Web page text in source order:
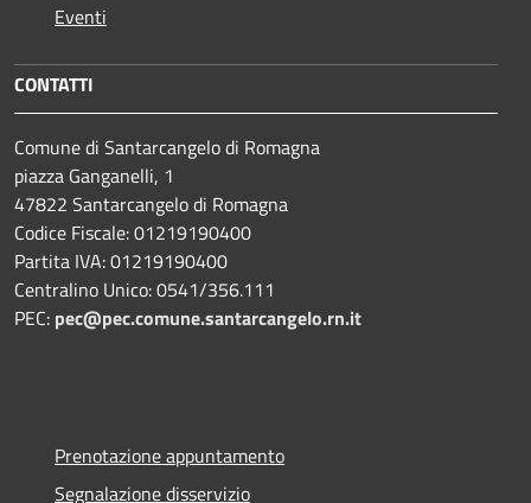
Eventi
CONTATTI
Comune di Santarcangelo di Romagna
piazza Ganganelli, 1
47822 Santarcangelo di Romagna
Codice Fiscale: 01219190400
Partita IVA: 01219190400
Centralino Unico: 0541/356.111
PEC: pec@pec.comune.santarcangelo.rn.it
Prenotazione appuntamento
Segnalazione disservizio